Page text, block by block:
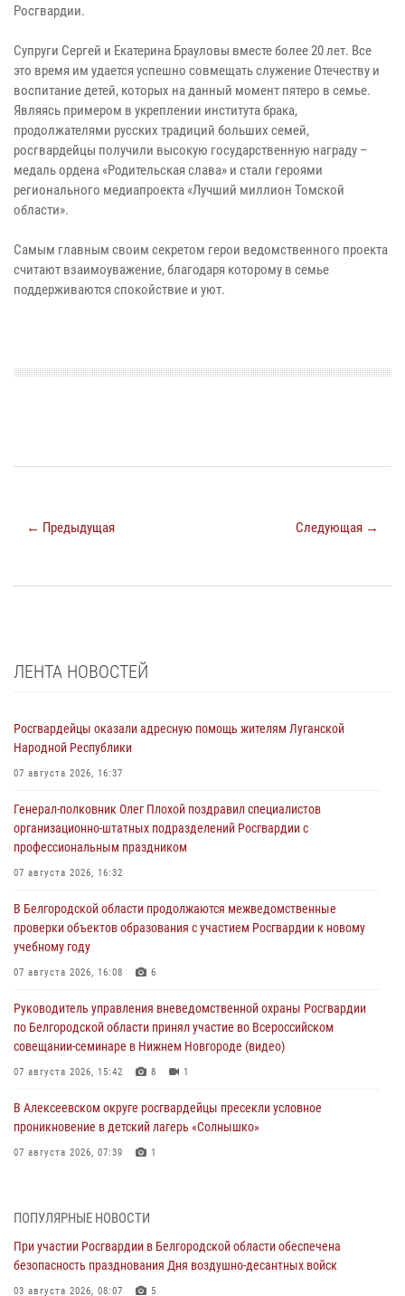
Росгвардии.
Супруги Сергей и Екатерина Брауловы вместе более 20 лет. Все
это время им удается успешно совмещать служение Отечеству и
воспитание детей, которых на данный момент пятеро в семье.
Являясь примером в укреплении института брака,
продолжателями русских традиций больших семей,
росгвардейцы получили высокую государственную награду –
медаль ордена «Родительская слава» и стали героями
регионального медиапроекта «Лучший миллион Томской
области».
Самым главным своим секретом герои ведомственного проекта
считают взаимоуважение, благодаря которому в семье
поддерживаются спокойствие и уют.
← Предыдущая Следующая →
ЛЕНТА НОВОСТЕЙ
Росгвардейцы оказали адресную помощь жителям Луганской
Народной Республики
07 августа 2026, 16:37
Генерал-полковник Олег Плохой поздравил специалистов
организационно-штатных подразделений Росгвардии с
профессиональным праздником
07 августа 2026, 16:32
В Белгородской области продолжаются межведомственные
проверки объектов образования с участием Росгвардии к новому
учебному году
07 августа 2026, 16:08 6
Руководитель управления вневедомственной охраны Росгвардии
по Белгородской области принял участие во Всероссийском
совещании-семинаре в Нижнем Новгороде (видео)
07 августа 2026, 15:42 8 1
В Алексеевском округе росгвардейцы пресекли условное
проникновение в детский лагерь «Солнышко»
07 августа 2026, 07:39 1
Подвиги героев‑росгвардейцев увековечили в новой музейной
экспозиции белгородского музея‑диорамы «Курская битва.
ПОПУЛЯРНЫЕ НОВОСТИ
При участии Росгвардии в Белгородской области обеспечена
безопасность празднования Дня воздушно-десантных войск
03 августа 2026, 08:07 5